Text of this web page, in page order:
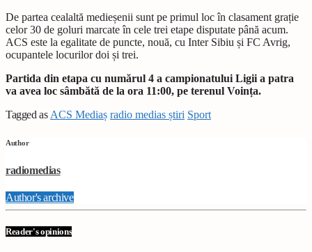
De partea cealaltă medieșenii sunt pe primul loc în clasament grație
celor 30 de goluri marcate în cele trei etape disputate până acum.
ACS este la egalitate de puncte, nouă, cu Inter Sibiu și FC Avrig,
ocupantele locurilor doi și trei.
Partida din etapa cu numărul 4 a campionatului Ligii a patra
va avea loc sâmbătă de la ora 11:00, pe terenul Voința.
Tagged as ACS Mediaș radio medias știri Sport
Author
radiomedias
Author's archive
Reader's opinions